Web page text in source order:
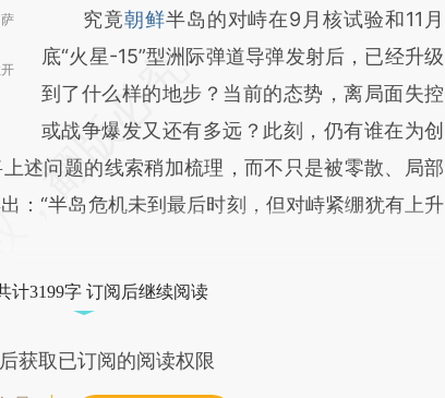
究竟朝鲜半岛的对峙在9月核试验和11月
底“火星-15”型洲际弹道导弹发射后，已经升级
到了什么样的地步？当前的态势，离局面失控
或战争爆发又还有多远？此刻，仍有谁在为创
述问题的线索稍加梳理，而不只是被零散、局部
：“半岛危机未到最后时刻，但对峙紧绷犹有上升
计3199字 订阅后继续阅读
获取已订阅的阅读权限